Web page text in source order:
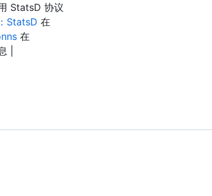
StatsD 协议
StatsD 在
在
|